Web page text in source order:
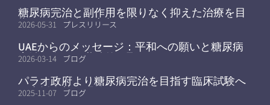
糖尿病完治と副作用を限りなく抑えた治療を目
指す研究拠点が京都大学へ
2026-05-31 プレスリリース
UAEからのメッセージ：平和への願いと糖尿病
完治に向けた継続的な取り組み
2026-03-14 ブログ
パラオ政府より糖尿病完治を目指す臨床試験へ
の支援姿勢を明確に
2025-11-07 ブログ